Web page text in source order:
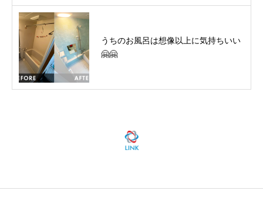
うちのお風呂は想像以上に気持ちいい
🤗🤗